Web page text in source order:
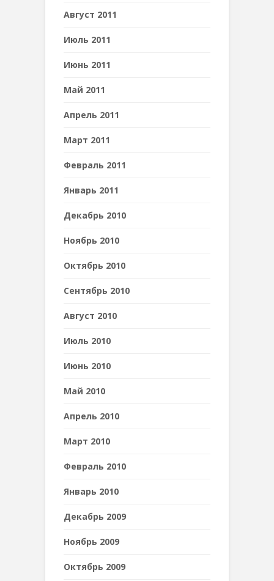
Август 2011
Июль 2011
Июнь 2011
Май 2011
Апрель 2011
Март 2011
Февраль 2011
Январь 2011
Декабрь 2010
Ноябрь 2010
Октябрь 2010
Сентябрь 2010
Август 2010
Июль 2010
Июнь 2010
Май 2010
Апрель 2010
Март 2010
Февраль 2010
Январь 2010
Декабрь 2009
Ноябрь 2009
Октябрь 2009